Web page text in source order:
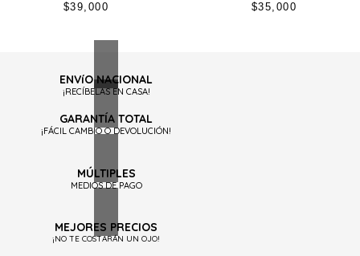
$39,000 $35,000
ENVíO NACIONAL
¡RECÍBELAS EN CASA!
GARANTÍA TOTAL
¡FÁCIL CAMBIO O DEVOLUCIÓN!
MÚLTIPLES
MEDIOS DE PAGO
MEJORES PRECIOS
¡NO TE COSTARÁN UN OJO!